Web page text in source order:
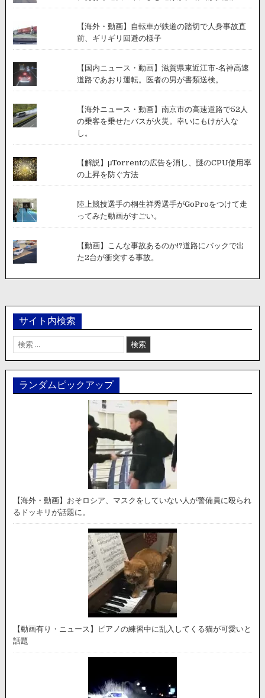
【海外・動画】自転車が鉄道の踏切で人身事故直
前、ギリギリ回避の様子
【国内ニュース・動画】滋賀県東近江市-名神高速
道路であおり運転。医者の男が書類送検。
【海外ニュース・動画】南京市の高速道路で52人
の乗客を乗せたバスが火災。幸いにもけが人な
し。
【解説】μTorrentの広告を消し、謎のCPU使用率
の上昇を防ぐ方法
陸上競技選手の桐生祥秀選手がGoProをつけて走
ってみた動画がすごい。
【動画】こんな事故あるのか!?道路にバックで出
た2台が衝突する事故。
サイト内検索
検
索:
ランダムピックアップ
【海外・動画】おそロシア、マスクをしていない人が警備員に殴られ
るドッキリが話題に。
【動画有り・ニュース】ピアノの練習中に乱入してくる猫が可愛いと
話題